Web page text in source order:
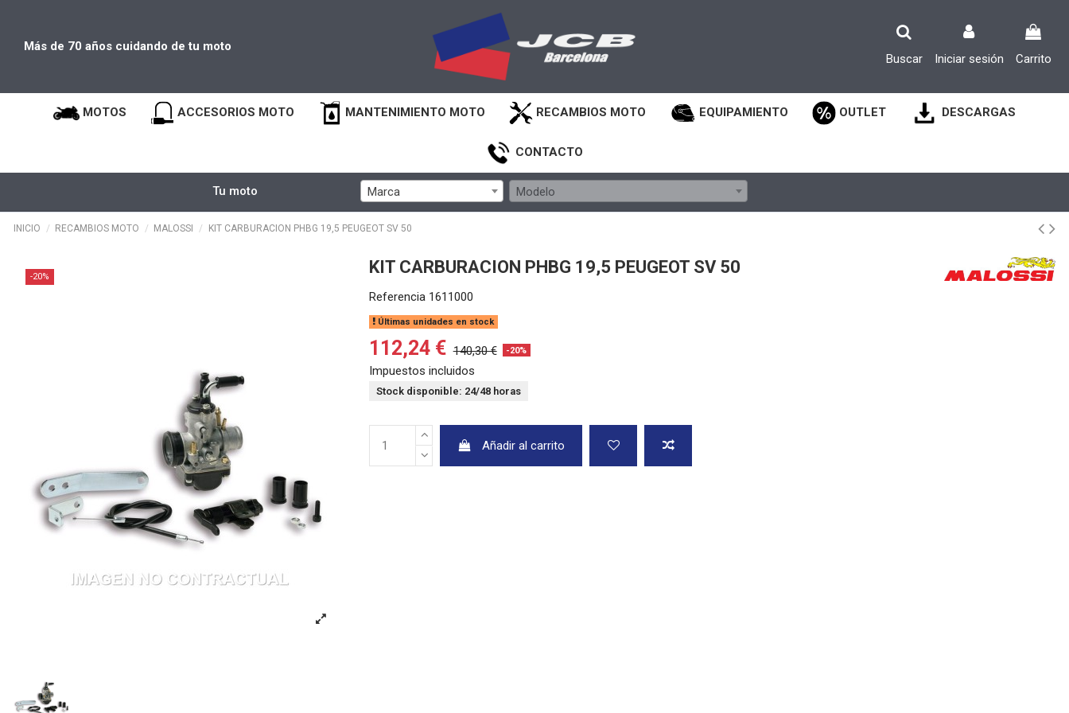
Más de 70 años cuidando de tu moto
Buscar
Iniciar sesión Carrito
MOTOS ACCESORIOS MOTO MANTENIMIENTO MOTO RECAMBIOS MOTO EQUIPAMIENTO OUTLET DESCARGAS
CONTACTO
Tu moto Marca Modelo
INICIO RECAMBIOS MOTO MALOSSI KIT CARBURACION PHBG 19,5 PEUGEOT SV 50
-20% KIT CARBURACION PHBG 19,5 PEUGEOT SV 50
Referencia 1611000
Últimas unidades en stock
112,24 € 140,30 € -20%
Impuestos incluidos
Stock disponible: 24/48 horas
Añadir al carrito